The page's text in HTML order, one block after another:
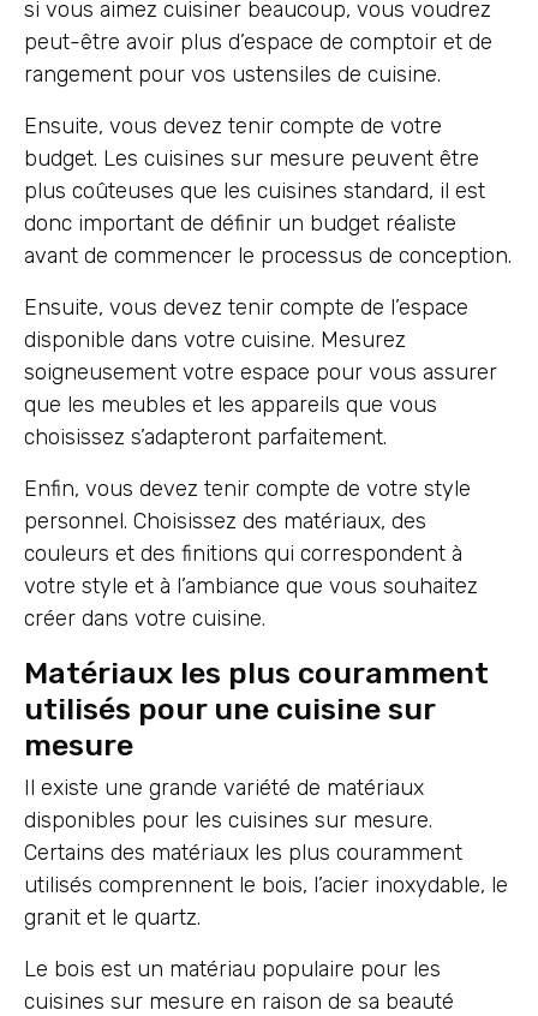
si vous aimez cuisiner beaucoup, vous voudrez
peut-être avoir plus d’espace de comptoir et de
rangement pour vos ustensiles de cuisine.
Ensuite, vous devez tenir compte de votre
budget. Les cuisines sur mesure peuvent être
plus coûteuses que les cuisines standard, il est
donc important de définir un budget réaliste
avant de commencer le processus de conception.
Ensuite, vous devez tenir compte de l’espace
disponible dans votre cuisine. Mesurez
soigneusement votre espace pour vous assurer
que les meubles et les appareils que vous
choisissez s’adapteront parfaitement.
Enfin, vous devez tenir compte de votre style
personnel. Choisissez des matériaux, des
couleurs et des finitions qui correspondent à
votre style et à l’ambiance que vous souhaitez
créer dans votre cuisine.
Matériaux les plus couramment
utilisés pour une cuisine sur
mesure
Il existe une grande variété de matériaux
disponibles pour les cuisines sur mesure.
Certains des matériaux les plus couramment
utilisés comprennent le bois, l’acier inoxydable, le
granit et le quartz.
Le bois est un matériau populaire pour les
cuisines sur mesure en raison de sa beauté